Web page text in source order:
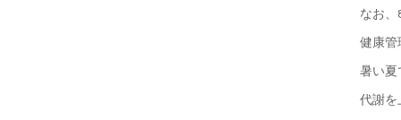
なお、
健康管
暑い夏
代謝を